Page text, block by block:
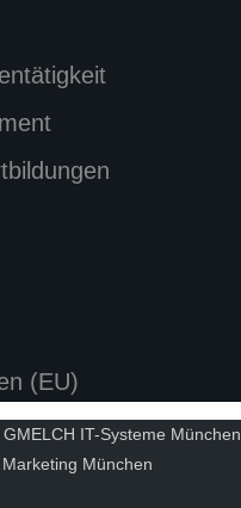
(EU)
GMELCH IT-Systeme München
Marketing München